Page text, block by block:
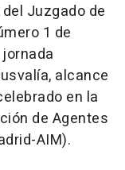
Juzgado de
1 de
alcance
en la
de Agentes
AIM).